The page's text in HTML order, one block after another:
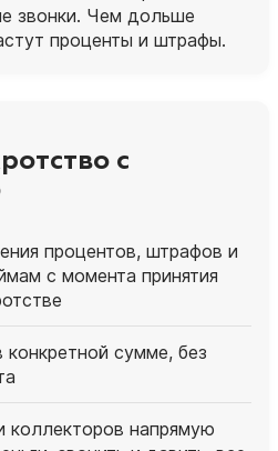
звонки. Чем дольше
проценты и штрафы.
с
процентов, штрафов и
с момента принятия
сумме, без
напрямую